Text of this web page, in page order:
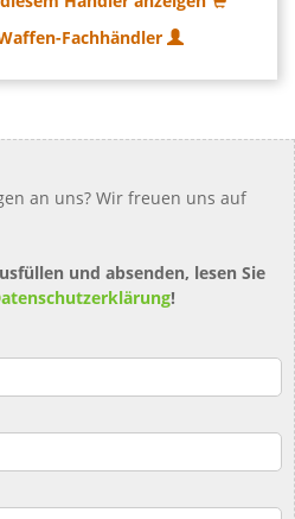
Fachhändler
an uns? Wir freuen uns auf
und absenden, lesen Sie
!